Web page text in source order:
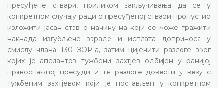
пресуђене ствари, приликом закључивања да се у
конкретном случају ради о пресуђеној ствари пропустио
изложити јасан став о начину на који се може тражити
накнада изгубљене зараде и исплата доприноса у
смислу члана 130 ЗОР-а, затим цијенити разлоге због
којих је апелантов тужбени захтјев одбијен у ранијој
правоснажној пресуди и те разлоге довести у везу с
тужбеним захтјевом који је постављен у конкретном